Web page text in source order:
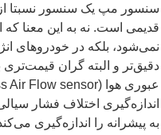
سنسور مپ یک سنسور نسبتا
قدیمی است. نه به این معنا
نمی‌شود، بلکه در خودروهای
دقیق‌تر و البته گران
اندازه‌گیری اختلاف فشار
به پیشرانه را اندازه‌گیری